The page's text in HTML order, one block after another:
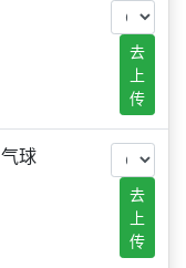
去
上
传
气球
去
上
传